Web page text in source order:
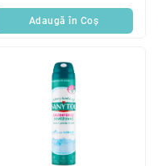
Adaugă în Coş